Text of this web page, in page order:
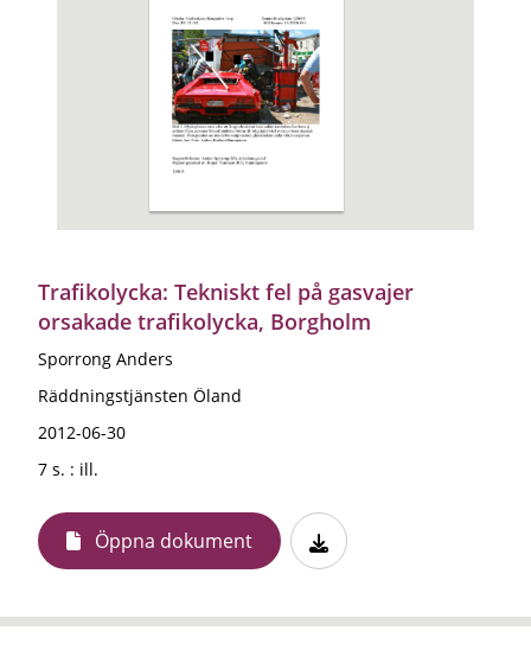
Trafikolycka: Tekniskt fel på gasvajer
orsakade trafikolycka, Borgholm
Sporrong Anders
Räddningstjänsten Öland
2012-06-30
7 s. : ill.
Öppna dokument